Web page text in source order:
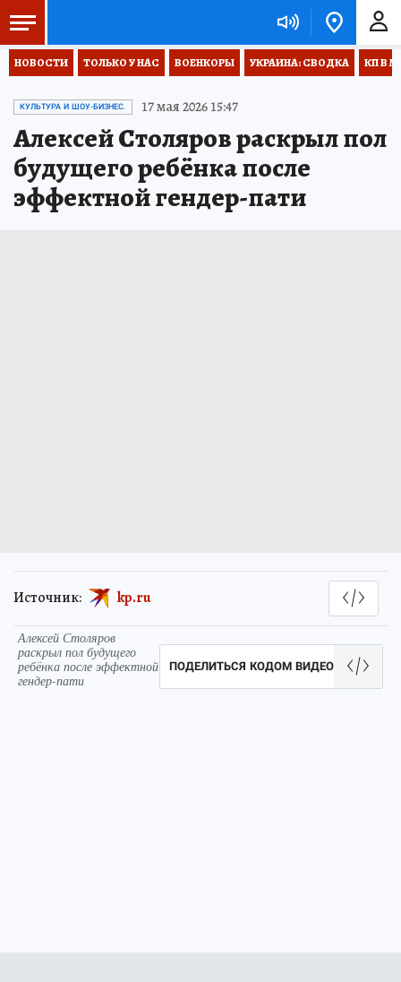
НОВОСТИ ТОЛЬКО У НАС ВОЕНКОРЫ УКРАИНА: СВОДКА КП В
КУЛЬТУРА И ШОУ-БИЗНЕС. 17 мая 2026 15:47
Алексей Столяров раскрыл пол
будущего ребёнка после
эффектной гендер-пати
Источник: kp.ru
Алексей Столяров
раскрыл пол будущего
ребёнка после эффектной
гендер-пати
ПОДЕЛИТЬСЯ КОДОМ ВИДЕО